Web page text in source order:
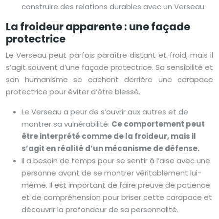
construire des relations durables avec un Verseau.
La froideur apparente : une façade
protectrice
Le Verseau peut parfois paraître distant et froid, mais il
s’agit souvent d’une façade protectrice. Sa sensibilité et
son humanisme se cachent derrière une carapace
protectrice pour éviter d’être blessé.
Le Verseau a peur de s’ouvrir aux autres et de
montrer sa vulnérabilité. Ce comportement peut
être interprété comme de la froideur, mais il
s’agit en réalité d’un mécanisme de défense.
Il a besoin de temps pour se sentir à l’aise avec une
personne avant de se montrer véritablement lui-
même. Il est important de faire preuve de patience
et de compréhension pour briser cette carapace et
découvrir la profondeur de sa personnalité.